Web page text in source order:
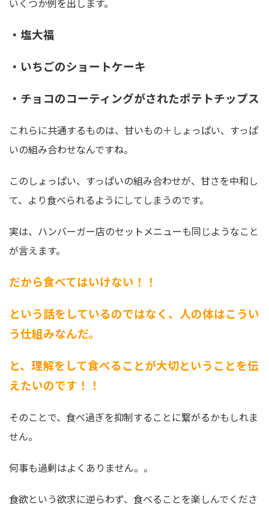
いくつか例を出します。
・塩大福
・いちごのショートケーキ
・チョコのコーティングがされたポテトチップス
これらに共通するものは、甘いもの＋しょっぱい、すっぱ
いの組み合わせなんですね。
このしょっぱい、すっぱいの組み合わせが、甘さを中和し
て、より食べられるようにしてしまうのです。
実は、ハンバーガー店のセットメニューも同じようなこと
が言えます。
だから食べてはいけない！！
という話をしているのではなく、人の体はこうい
う仕組みなんだ。
と、理解をして食べることが大切ということを伝
えたいのです！！
そのことで、食べ過ぎを抑制することに繋がるかもしれま
せん。
何事も過剰はよくありません。。
食欲という欲求に逆らわず、食べることを楽しんでくださ